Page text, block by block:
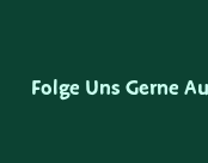
Folge Uns Gerne